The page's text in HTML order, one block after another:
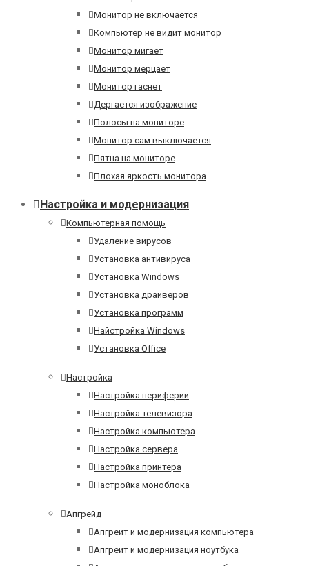
Монитор не включается
Компьютер не видит монитор
Монитор мигает
Монитор мерцает
Монитор гаснет
Дергается изображение
Полосы на мониторе
Монитор сам выключается
Пятна на мониторе
Плохая яркость монитора
Настройка и модернизация
Компьютерная помощь
Удаление вирусов
Установка антивируса
Установка Windows
Установка драйверов
Установка программ
Найстройка Windows
Установка Office
Настройка
Настройка периферии
Настройка телевизора
Настройка компьютера
Настройка сервера
Настройка принтера
Настройка моноблока
Апгрейд
Апгрейт и модернизация компьютера
Апгрейт и модернизация ноутбука